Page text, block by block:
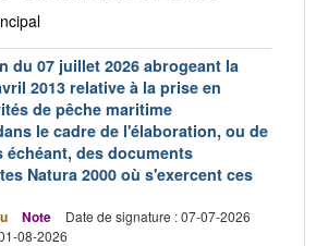
du 07 juillet 2026 abrogeant la
2013 relative à la prise en
de pêche maritime
le cadre de l'élaboration, ou de
échéant, des documents
Natura 2000 où s'exercent ces
Note
Date de signature : 07-07-2026
08-2026